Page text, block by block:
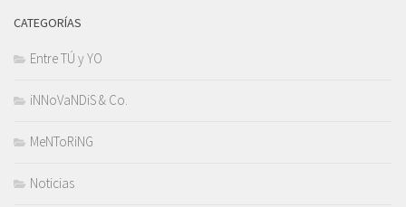
CATEGORÍAS
Entre TÚ y YO
iNNoVaNDiS & Co.
MeNToRiNG
Noticias